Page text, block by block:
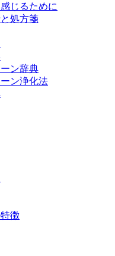
じるために
処方箋
ン辞典
ン浄化法
徴